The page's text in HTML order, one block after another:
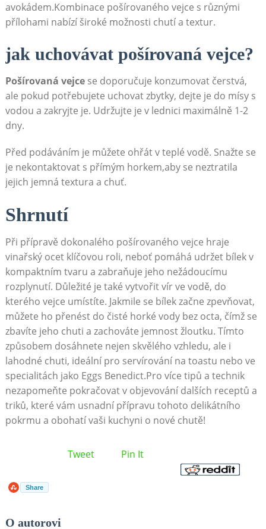
avokádem.Kombinace pošírovaného vejce s různými
přílohami nabízí široké možnosti chutí a textur.
jak uchovávat pošírovaná vejce?
Pošírovaná vejcese doporučuje konzumovat čerstvá,
ale pokud potřebujete uchovat zbytky, dejte je do mísy s
vodou a zakryjte je. Udržujte je v lednici maximálně 1-2
dny.
Před podáváním je můžete ohřát v teplé vodě. Snažte se
je nekontaktovat s přímým horkem,aby se neztratila
jejich jemná textura a chuť.
Shrnutí
Při přípravě dokonalého pošírovaného vejce hraje
vinařský ocet klíčovou roli, neboť pomáhá udržet bílek v
kompaktním tvaru a zabraňuje jeho nežádoucímu
rozplynutí. Důležité je také vytvořit vír ve vodě, do
kterého vejce umístíte. Jakmile se bílek začne zpevňovat,
můžete ho přenést do čisté horké vody bez octa, čímž se
zbavíte jeho chuti a zachováte jemnost žloutku. Tímto
způsobem dosáhnete nejen skvělého vzhledu, ale i
lahodné chuti, ideální pro servírování na toastu nebo ve
specialitách jako Eggs Benedict.Pro více tipů a technik
nezapomeňte pokračovat v objevování dalších receptů a
triků, které vám usnadní přípravu tohoto delikátního
pokrmu a obohatí vaši kuchyni o nové chutě!
Tweet Pin It
Share
O autorovi